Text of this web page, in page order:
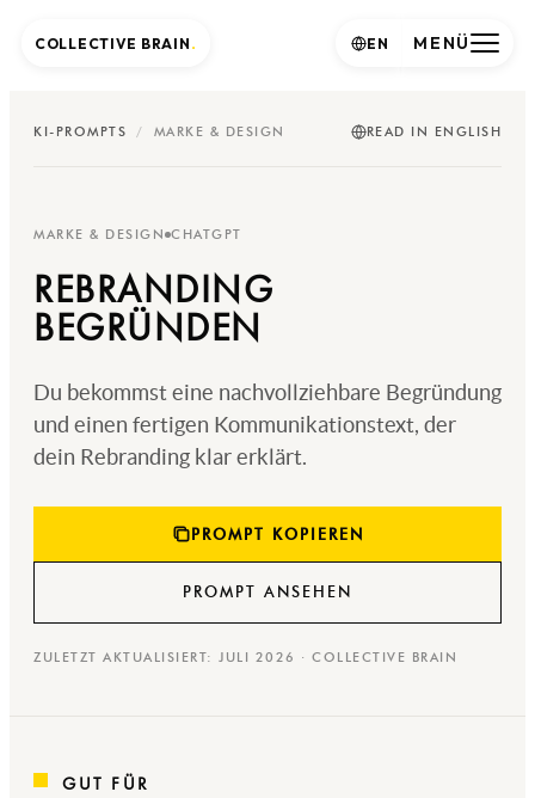
KI-PROMPTS / MARKE & DESIGN READ IN ENGLISH
MARKE & DESIGN CHATGPT
REBRANDING
BEGRÜNDEN
Du bekommst eine nachvollziehbare Begründung
und einen fertigen Kommunikationstext, der
dein Rebranding klar erklärt.
PROMPT KOPIEREN
PROMPT ANSEHEN
ZULETZT AKTUALISIERT: JULI 2026 · COLLECTIVE BRAIN
GUT FÜR
COLLECTIVE BRAIN . MENÜ
EN